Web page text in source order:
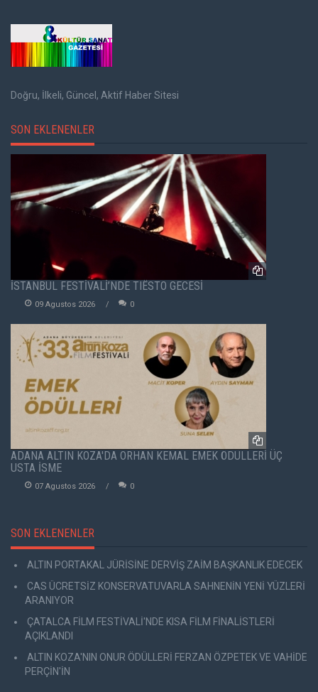
Doğru, İlkeli, Güncel, Aktif Haber Sitesi
SON EKLENENLER
İSTANBUL FESTİVALİ’NDE TIËSTO GECESİ
09 Agustos 2026 0
ADANA ALTIN KOZA'DA ORHAN KEMAL EMEK ÖDÜLLERİ ÜÇ
USTA İSME
07 Agustos 2026 0
SON EKLENENLER
ALTIN PORTAKAL JÜRİSİNE DERVİŞ ZAİM BAŞKANLIK EDECEK
CAS ÜCRETSİZ KONSERVATUVARLA SAHNENİN YENİ YÜZLERİ
ARANIYOR
ÇATALCA FİLM FESTİVALİ'NDE KISA FİLM FİNALİSTLERİ
AÇIKLANDI
ALTIN KOZA'NIN ONUR ÖDÜLLERİ FERZAN ÖZPETEK VE VAHİDE
PERÇİN'İN